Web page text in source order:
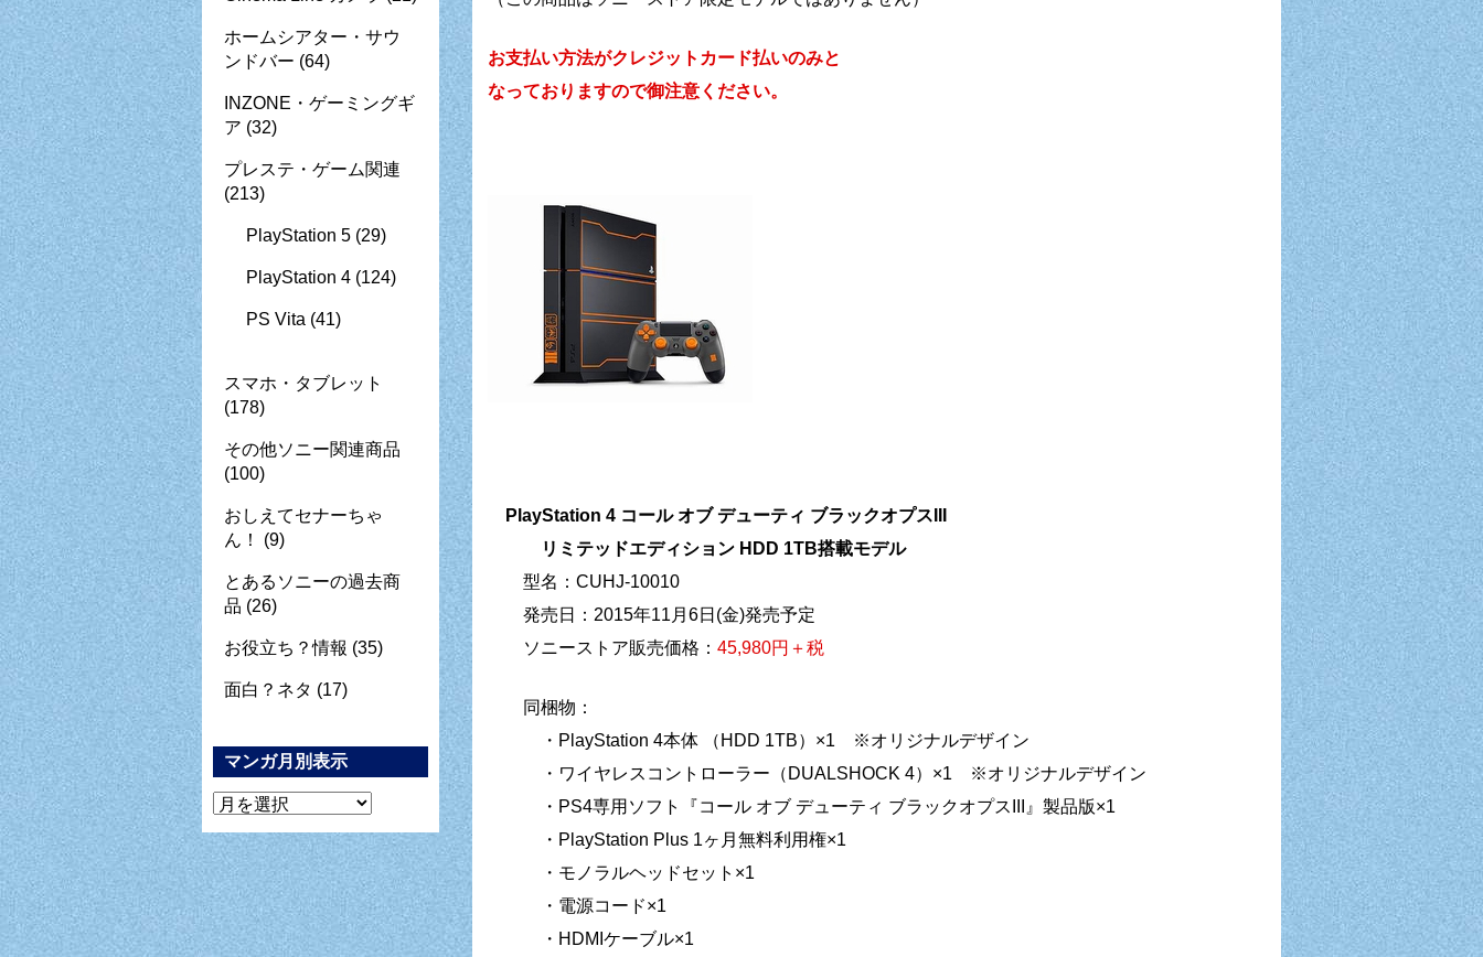
お支払い方法がクレジットカード払いのみと
なっておりますので御注意ください。
PlayStation 4 コール オブ デューティ ブラックオプスIII
リミテッドエディション HDD 1TB搭載モデル
型名：CUHJ-10010
発売日：2015年11月6日(金)発売予定
ソニーストア販売価格：45,980円＋税
同梱物：
・PlayStation 4本体 （HDD 1TB）×1 ※オリジナルデザイン
・ワイヤレスコントローラー（DUALSHOCK 4）×1 ※オリジナルデザイン
・PS4専用ソフト『コール オブ デューティ ブラックオプスIII』製品版×1
・PlayStation Plus 1ヶ月無料利用権×1
・モノラルヘッドセット×1
・電源コード×1
・HDMIケーブル×1
ホームシアター・サウ
ンドバー (64)
INZONE・ゲーミングギ
ア (32)
プレステ・ゲーム関連
(213)
PlayStation 5 (29)
PlayStation 4 (124)
PS Vita (41)
スマホ・タブレット
(178)
その他ソニー関連商品
(100)
おしえてセナーちゃ
ん！
(9)
とあるソニーの過去商
品 (26)
お役立ち？情報 (35)
面白？ネタ (17)
マンガ月別表示
マ
ン
ガ
月
別